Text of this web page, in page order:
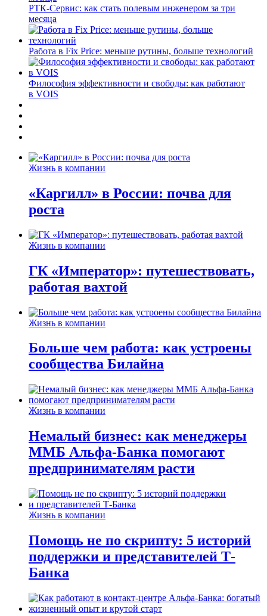
РТК-Сервис: как стать полевым инженером за три
месяца
Работа в Fix Price: меньше рутины, больше технологий
Философия эффективности и свободы: как работают
в VOIS
Жизнь в компании
«Каргилл» в России: почва для
роста
Жизнь в компании
ГК «Император»: путешествовать,
работая вахтой
Жизнь в компании
Больше чем работа: как устроены
сообщества Билайна
Жизнь в компании
Немалый бизнес: как менеджеры
ММБ Альфа-Банка помогают
предпринимателям расти
Жизнь в компании
Помощь не по скрипту: 5 историй
поддержки и представителей Т-
Банка